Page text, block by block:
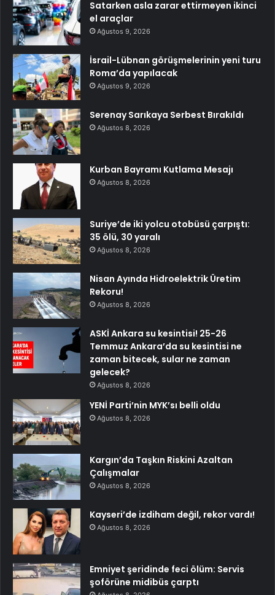
Satarken asla zarar ettirmeyen ikinci
el araçlar
Ağustos 9, 2026
İsrail-Lübnan görüşmelerinin yeni turu
Roma’da yapılacak
Ağustos 9, 2026
Serenay Sarıkaya Serbest Bırakıldı
Ağustos 8, 2026
Kurban Bayramı Kutlama Mesajı
Ağustos 8, 2026
Suriye’de iki yolcu otobüsü çarpıştı:
35 ölü, 30 yaralı
Ağustos 8, 2026
Nisan Ayında Hidroelektrik Üretim
Rekoru!
Ağustos 8, 2026
ASKİ Ankara su kesintisi! 25-26
Temmuz Ankara’da su kesintisi ne
zaman bitecek, sular ne zaman
gelecek?
Ağustos 8, 2026
YENİ Parti’nin MYK’sı belli oldu
Ağustos 8, 2026
Kargın’da Taşkın Riskini Azaltan
Çalışmalar
Ağustos 8, 2026
Kayseri’de izdiham değil, rekor vardı!
Ağustos 8, 2026
Emniyet şeridinde feci ölüm: Servis
şoförüne midibüs çarptı